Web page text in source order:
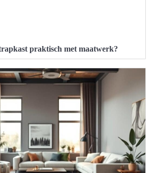
praktisch met maatwerk?